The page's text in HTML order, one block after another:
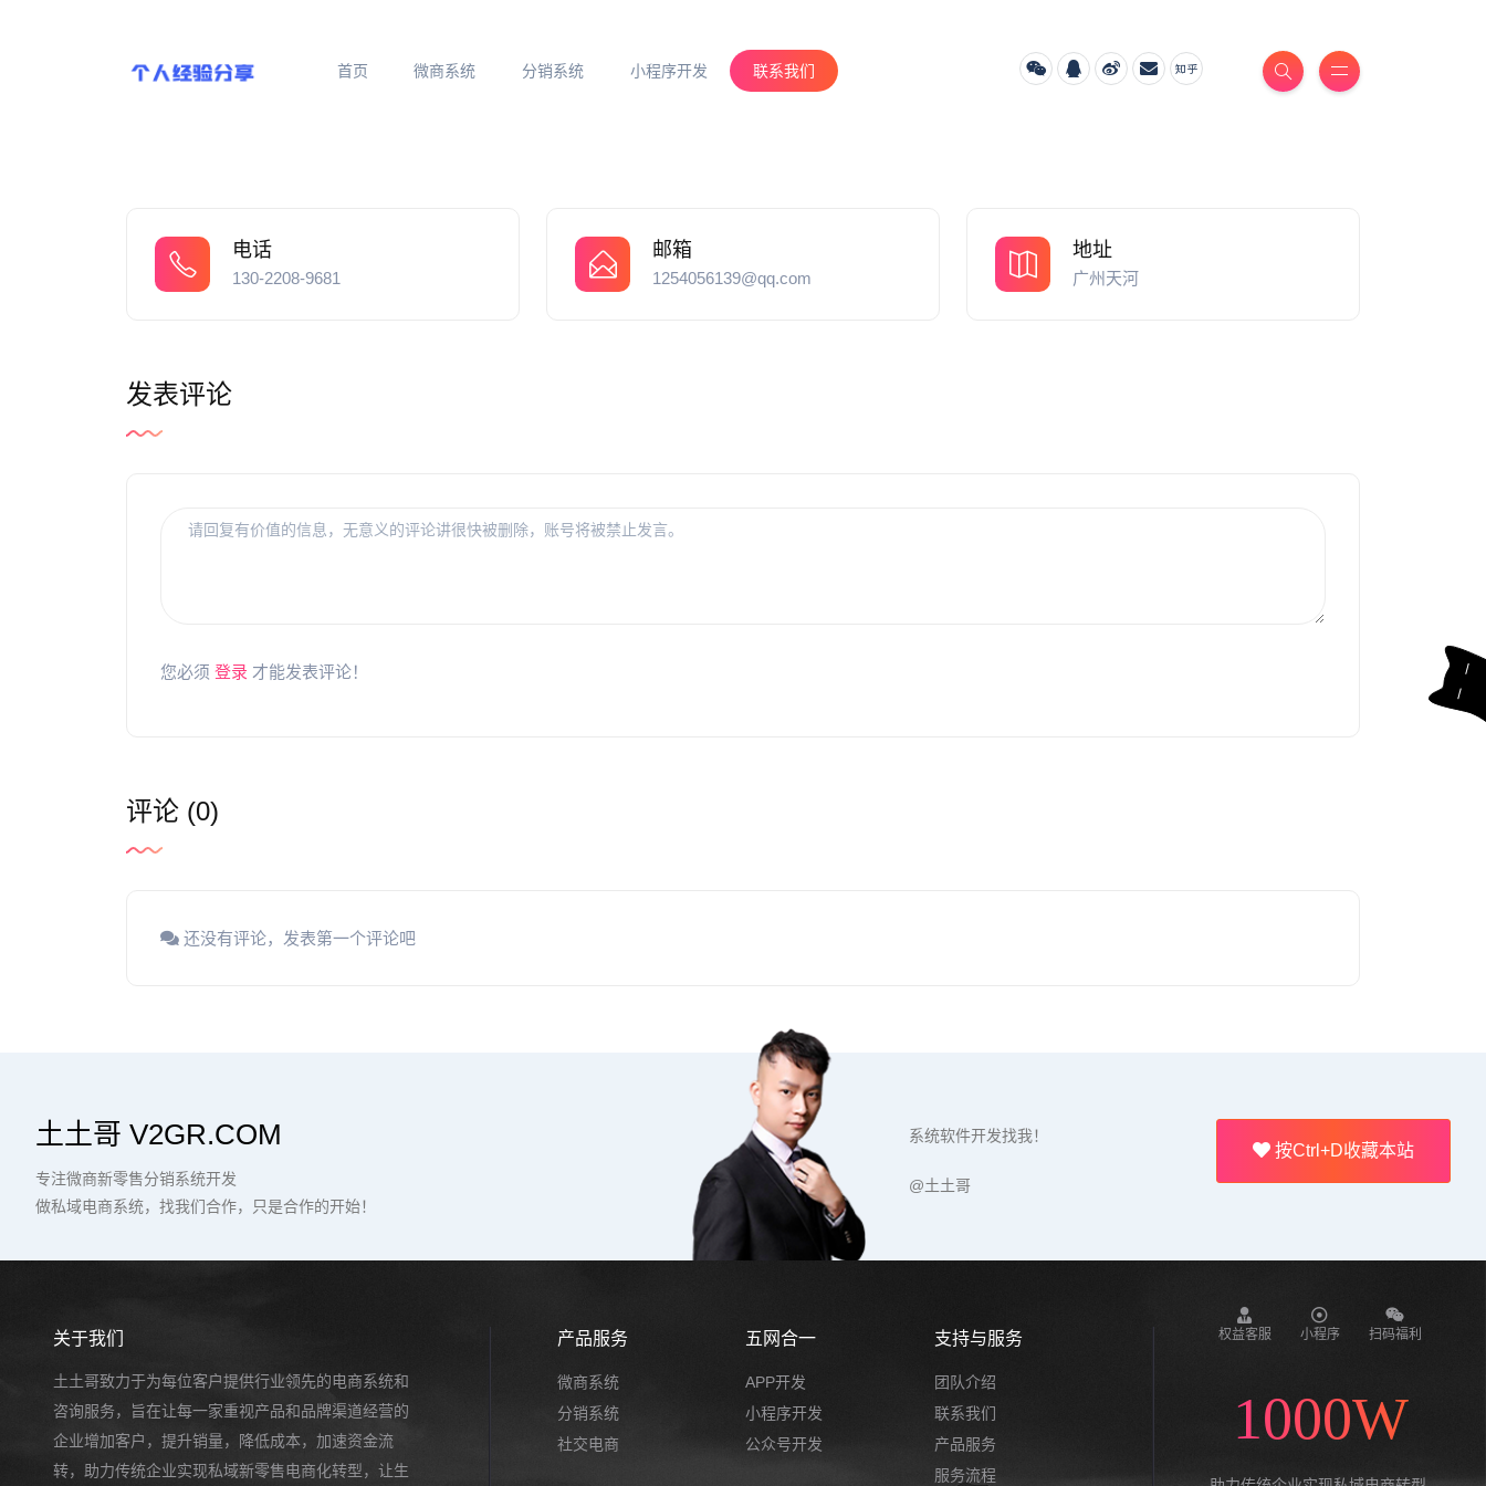
首页 微商系统 分销系统 小程序开发 联系我们
电话
130-2208-9681
邮箱
1254056139@qq.com
地址
广州天河
发表评论
您必须 登录 才能发表评论！
评论 (0)
还没有评论，发表第一个评论吧
土土哥 V2GR.COM
专注微商新零售分销系统开发
做私域电商系统，找我们合作，只是合作的开始！
按Ctrl+D收藏本站
系统软件开发找我！
@土土哥
关于我们
土土哥致力于为每位客户提供行业领先的电商系统和
咨询服务，旨在让每一家重视产品和品牌渠道经营的
企业增加客户，提升销量，降低成本，加速资金流
转，助力传统企业实现私域新零售电商化转型，让生
产品服务
微商系统
分销系统
社交电商
五网合一
APP开发
小程序开发
公众号开发
支持与服务
团队介绍
联系我们
产品服务
服务流程
权益客服 小程序 扫码福利
1000W